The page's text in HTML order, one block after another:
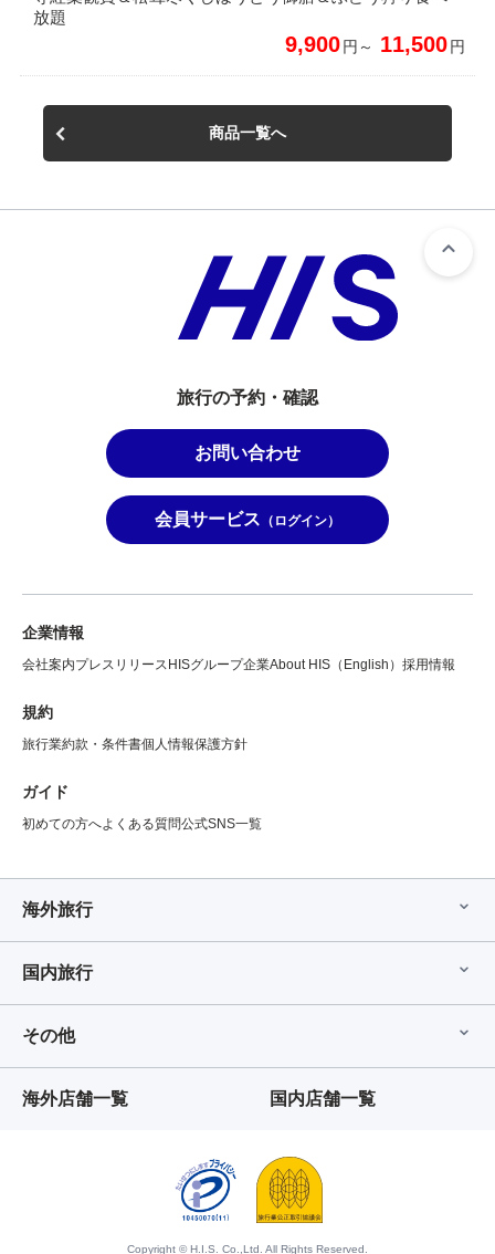
放題
9,900円～ 11,500円
商品一覧へ
旅行の予約・確認
お問い合わせ
会員サービス （ログイン）
企業情報
会社案内プレスリリース HISグループ企業About HIS（English） 採用情報
規約
旅行業約款・条件書個人情報保護方針
ガイド
初めての方へよくある質問公式SNS一覧
海外旅行
国内旅行
その他
海外店舗一覧 国内店舗一覧
Copyright © H.I.S. Co.,Ltd. All Rights Reserved.